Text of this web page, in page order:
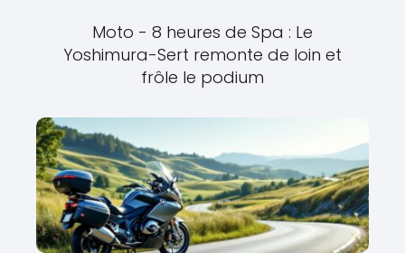
Moto - 8 heures de Spa : Le
Yoshimura-Sert remonte de loin et
frôle le podium